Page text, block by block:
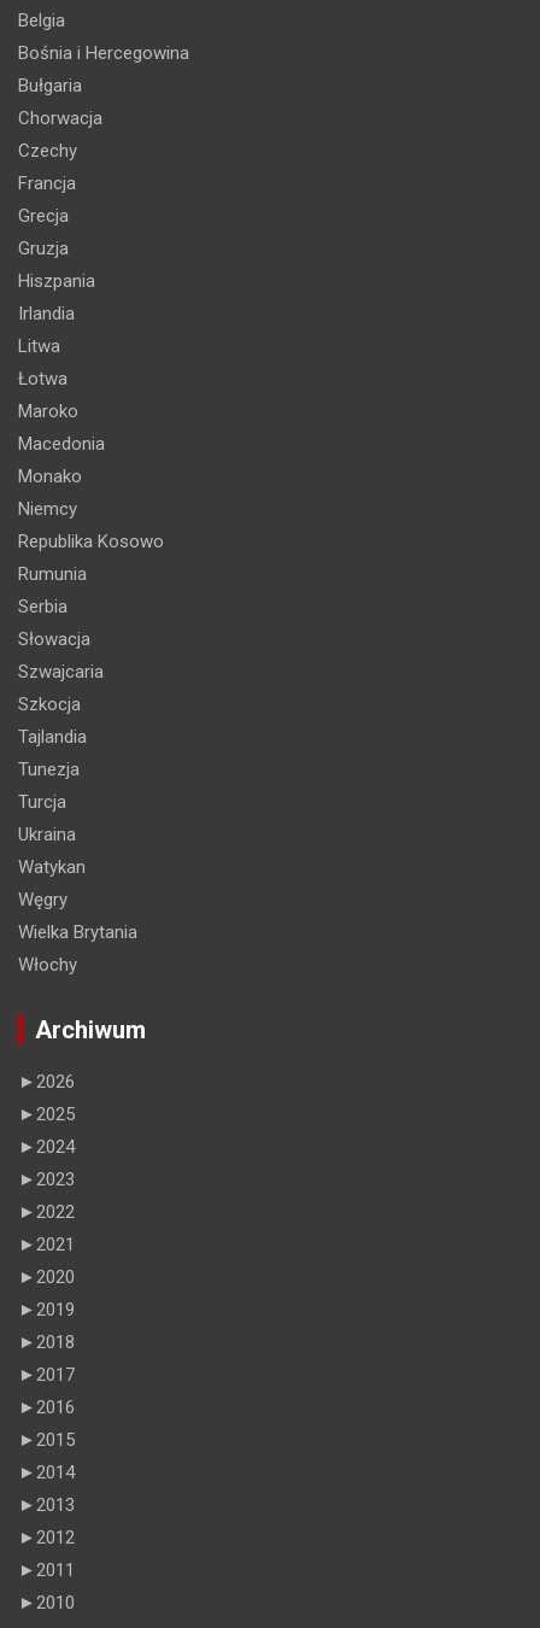
Belgia
Bośnia i Hercegowina
Bułgaria
Chorwacja
Czechy
Francja
Grecja
Gruzja
Hiszpania
Irlandia
Litwa
Łotwa
Maroko
Macedonia
Monako
Niemcy
Republika Kosowo
Rumunia
Serbia
Słowacja
Szwajcaria
Szkocja
Tajlandia
Tunezja
Turcja
Ukraina
Watykan
Węgry
Wielka Brytania
Włochy
Archiwum
►2026
►2025
►2024
►2023
►2022
►2021
►2020
►2019
►2018
►2017
►2016
►2015
►2014
►2013
►2012
►2011
►2010